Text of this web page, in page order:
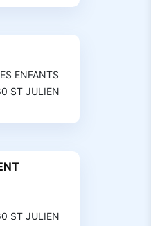
ENFANTS
ST JULIEN
ST JULIEN